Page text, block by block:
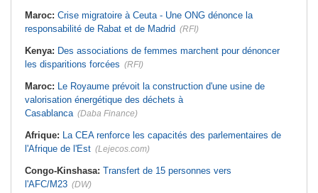
Maroc: Crise migratoire à Ceuta - Une ONG dénonce la
responsabilité de Rabat et de Madrid (RFI)
Kenya: Des associations de femmes marchent pour dénoncer
les disparitions forcées (RFI)
Maroc: Le Royaume prévoit la construction d'une usine de
valorisation énergétique des déchets à
Casablanca (Daba Finance)
Afrique: La CEA renforce les capacités des parlementaires de
l'Afrique de l'Est (Lejecos.com)
Congo-Kinshasa: Transfert de 15 personnes vers
l'AFC/M23 (DW)